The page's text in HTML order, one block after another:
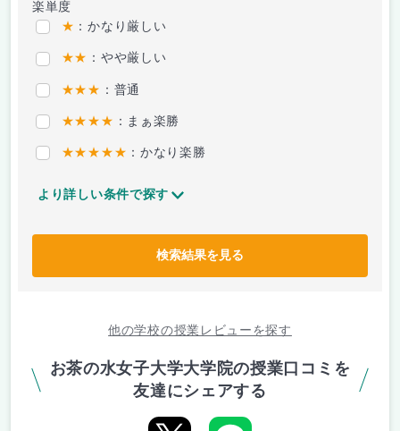
楽単度
★ ：かなり厳しい
★★ ：やや厳しい
★★★ ：普通
★★★★ ：まぁ楽勝
★★★★★ ：かなり楽勝
より詳しい条件で探す
検索結果を見る
他の学校の授業レビューを探す
お茶の水女子大学大学院の授業口コミを
友達にシェアする